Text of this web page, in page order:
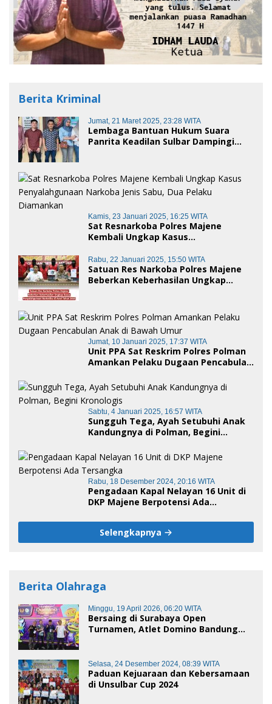
Berita Kriminal
Jumat, 21 Maret 2025, 23:28 WITA
Lembaga Bantuan Hukum Suara
Panrita Keadilan Sulbar Dampingi
Polman
Kamis, 23 Januari 2025, 16:25 WITA
Sat Resnarkoba Polres Majene
Kembali Ungkap Kasus
Dua Pelaku Diamankan
Rabu, 22 Januari 2025, 15:50 WITA
Satuan Res Narkoba Polres Majene
Beberkan Keberhasilan Ungkap
Jumat, 10 Januari 2025, 17:37 WITA
Unit PPA Sat Reskrim Polres Polman
Amankan Pelaku Dugaan Pencabulan
Sabtu, 4 Januari 2025, 16:57 WITA
Sungguh Tega, Ayah Setubuhi Anak
Kandungnya di Polman, Begini
Rabu, 18 Desember 2024, 20:16 WITA
Pengadaan Kapal Nelayan 16 Unit di
DKP Majene Berpotensi Ada
Selengkapnya
Berita Olahraga
Minggu, 19 April 2026, 06:20 WITA
Bersaing di Surabaya Open
Turnamen, Atlet Domino Bandung
Selasa, 24 Desember 2024, 08:39 WITA
Paduan Kejuaraan dan Kebersamaan
di Unsulbar Cup 2024